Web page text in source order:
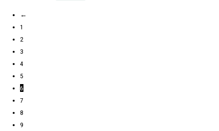
←
1
2
3
4
5
6
7
8
9